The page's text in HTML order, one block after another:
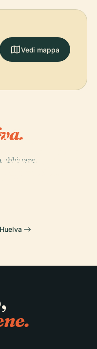
Vedi mappa
abbinare.
Nuevo
PLACE
Centro di
Archeologica di